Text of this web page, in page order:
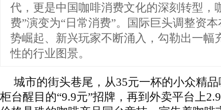
代，更是中国咖啡消费文化的深刻转型，
费”演变为“日常消费”。国际巨头调整资
势崛起、新兴玩家不断涌入，勾勒出一幅
性的行业图景。
城市的街头巷尾，从35元一杯的小众精
柜台醒目的“9.9元”招牌，再到外卖平台上